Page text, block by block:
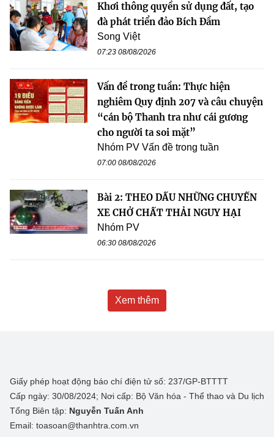
Khơi thông quyền sử dụng đất, tạo
đà phát triển đảo Bích Đầm
Song Việt
07:23 08/08/2026
Vấn đề trong tuần: Thực hiện
nghiêm Quy định 207 và câu chuyện
“cán bộ Thanh tra như cái gương
cho người ta soi mặt”
Nhóm PV Vấn đề trong tuần
07:00 08/08/2026
Bài 2: THEO DẤU NHỮNG CHUYẾN
XE CHỞ CHẤT THẢI NGUY HẠI
Nhóm PV
06:30 08/08/2026
Xem thêm
Giấy phép hoạt động báo chí điện tử số: 237/GP-BTTTT
Cấp ngày: 30/08/2024; Nơi cấp: Bộ Văn hóa - Thể thao và Du lịch
Tổng Biên tập: Nguyễn Tuấn Anh
Email: toasoan@thanhtra.com.vn